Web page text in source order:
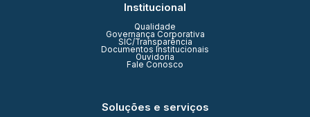
Institucional
Qualidade
Governança Corporativa
SIC/Transparência
Documentos Institucionais
Ouvidoria
Fale Conosco
Soluções e serviços